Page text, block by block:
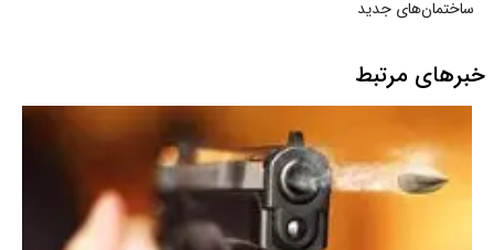
ساختمان‌های جدید
خبرهای مرتبط